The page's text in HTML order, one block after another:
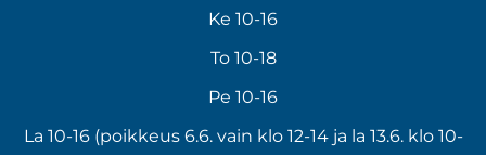
Ke 10-16
To 10-18
Pe 10-16
La 10-16 (poikkeus 6.6. vain klo 12-14 ja la 13.6. klo 10-